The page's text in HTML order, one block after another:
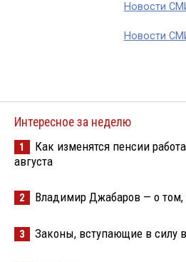
Новости
Новости
Интересное за неделю
1
Как изменятся пенсии
августа
2 Владимир Джабаров — о
3 Законы, вступающие в силу в